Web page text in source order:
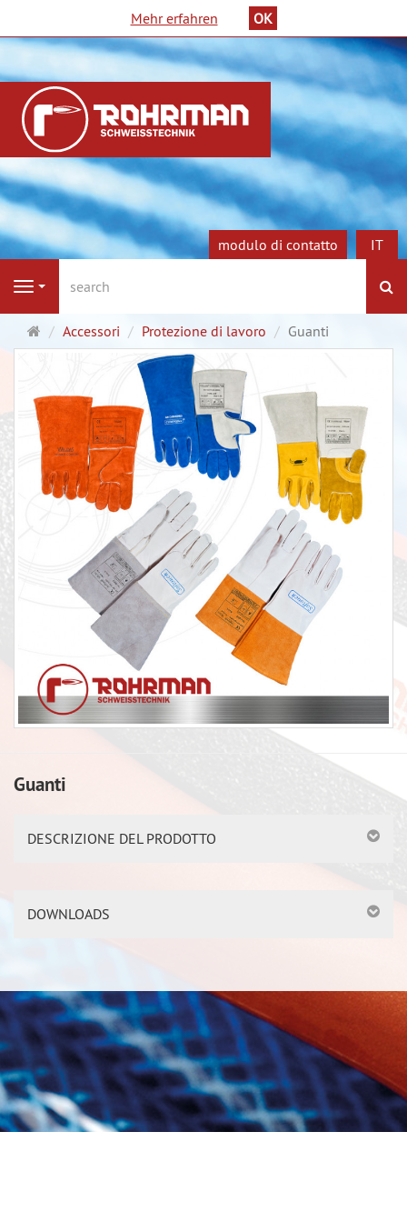
Mehr erfahren OK
modulo di contatto IT
Navigation
Pagina
principale
Accessori Protezione di lavoro Guanti
Guanti
DESCRIZIONE DEL PRODOTTO
DOWNLOADS